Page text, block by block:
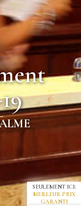
SEULEMENT ICI:
MEILLEUR PRIX
GARANTI